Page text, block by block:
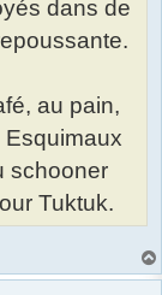
dans de
au pain,
Esquimaux
schooner
Tuktuk.